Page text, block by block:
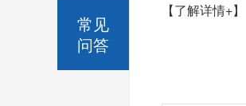
【了解详情+】
常见
问答